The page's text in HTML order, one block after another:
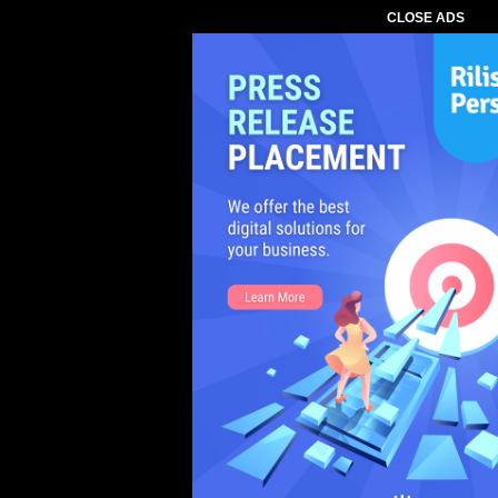
CLOSE ADS